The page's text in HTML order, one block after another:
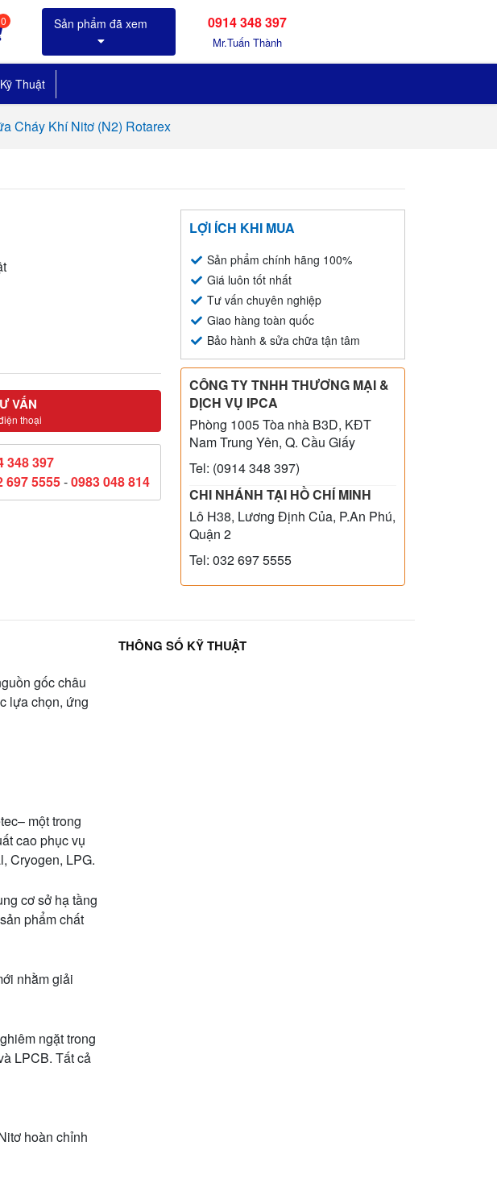
0 0914 348 397
Mr.Tuấn Thành
Thuật
Cháy Khí Nitơ (N2) Rotarex
VẤN
thoại
348 397
697 5555-0983 048 814
LỢI ÍCH KHI MUA
Sản phẩm chính hãng 100%
Giá luôn tốt nhất
Tư vấn chuyên nghiệp
Giao hàng toàn quốc
Bảo hành & sửa chữa tận tâm
CÔNG TY TNHH THƯƠNG MẠI &
DỊCH VỤ IPCA
Phòng 1005 Tòa nhà B3D, KĐT
Nam Trung Yên, Q. Cầu Giấy
Tel: (0914 348 397)
CHI NHÁNH TẠI HỒ CHÍ MINH
Lô H38, Lương Định Của, P.An Phú,
Quận 2
Tel: 032 697 5555
gốc châu
lựa chọn, ứng
một trong
cao phục vụ
Cryogen, LPG.
cơ sở hạ tầng
phẩm chất
nhằm giải
ngặt trong
LPCB. Tất cả
hoàn chỉnh
THÔNG SỐ KỸ THUẬT